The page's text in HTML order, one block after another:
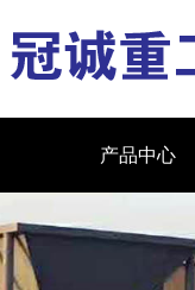
产品中心